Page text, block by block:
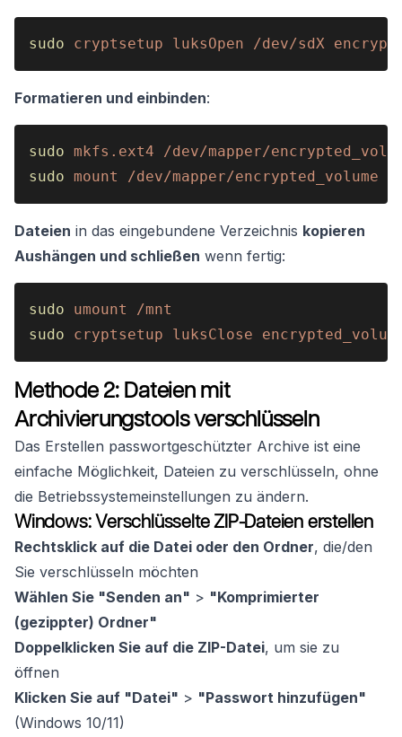
sudo cryptsetup luksOpen /dev/sdX
Formatieren und einbinden:
sudo mkfs.ext4 /dev/mapper/
sudo mount /dev/mapper/encrypted_volume /
Dateien in das eingebundene Verzeichnis kopieren
Aushängen und schließen wenn fertig:
sudo umount /mnt
sudo cryptsetup luksClose
Methode 2: Dateien mit
Archivierungstools verschlüsseln
Das Erstellen passwortgeschützter Archive ist eine
einfache Möglichkeit, Dateien zu verschlüsseln, ohne
die Betriebssystemeinstellungen zu ändern.
Windows: Verschlüsselte ZIP-Dateien erstellen
Rechtsklick auf die Datei oder den Ordner, die/den
Sie verschlüsseln möchten
Wählen Sie "Senden an" > "Komprimierter
(gezippter) Ordner"
Doppelklicken Sie auf die ZIP-Datei, um sie zu
öffnen
Klicken Sie auf "Datei" > "Passwort hinzufügen"
(Windows 10/11)